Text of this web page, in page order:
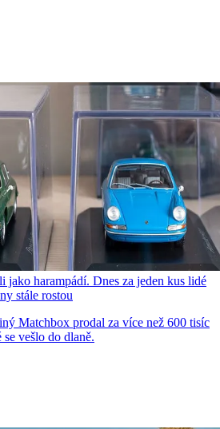
jako harampádí. Dnes za jeden kus lidé
stále rostou
Matchbox prodal za více než 600 tisíc
vešlo do dlaně.